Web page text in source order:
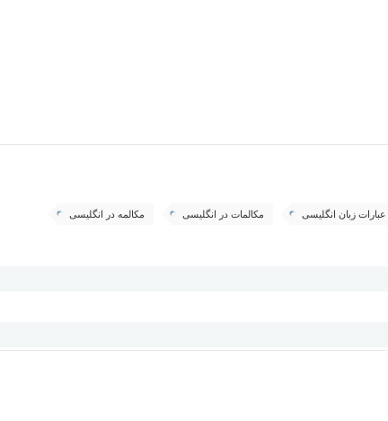
عبارات زبان انگلیسی مکالمات در انگلیسی مکالمه در انگلیسی